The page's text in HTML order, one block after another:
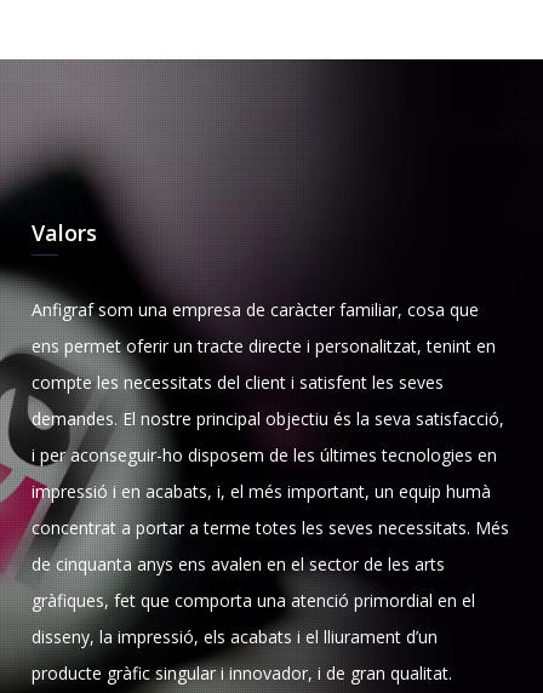
Valors
Anfigraf som una empresa de caràcter familiar, cosa que
ens permet oferir un tracte directe i personalitzat, tenint en
compte les necessitats del client i satisfent les seves
demandes. El nostre principal objectiu és la seva satisfacció,
i per aconseguir-ho disposem de les últimes tecnologies en
impressió i en acabats, i, el més important, un equip humà
concentrat a portar a terme totes les seves necessitats. Més
de cinquanta anys ens avalen en el sector de les arts
gràfiques, fet que comporta una atenció primordial en el
disseny, la impressió, els acabats i el lliurament d’un
producte gràfic singular i innovador, i de gran qualitat.